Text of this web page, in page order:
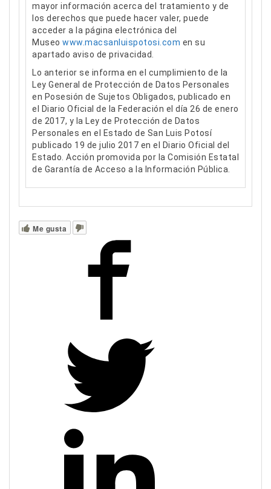
mayor información acerca del tratamiento y de
los derechos que puede hacer valer, puede
acceder a la página electrónica del
Museo www.macsanluispotosi.com en su
apartado aviso de privacidad.
Lo anterior se informa en el cumplimiento de la
Ley General de Protección de Datos Personales
en Posesión de Sujetos Obligados, publicado en
el Diario Oficial de la Federación el día 26 de enero
de 2017, y la Ley de Protección de Datos
Personales en el Estado de San Luis Potosí
publicado 19 de julio 2017 en el Diario Oficial del
Estado. Acción promovida por la Comisión Estatal
de Garantía de Acceso a la Información Pública.
Me gusta